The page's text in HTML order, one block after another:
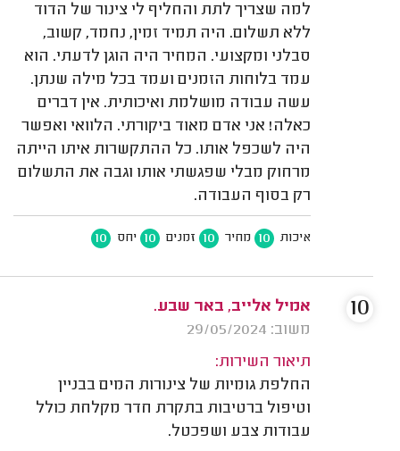
למה שצריך לתת והחליף לי צינור של הדוד
ללא תשלום. היה תמיד זמין, נחמד, קשוב,
סבלני ומקצועי. המחיר היה הוגן לדעתי. הוא
עמד בלוחות הזמנים ועמד בכל מילה שנתן.
עשה עבודה מושלמת ואיכותית. אין דברים
כאלה! אני אדם מאוד ביקורתי. הלוואי ואפשר
היה לשכפל אותו. כל ההתקשרות איתו הייתה
מרחוק מבלי שפגשתי אותו וגבה את התשלום
רק בסוף העבודה.
איכות 10 מחיר 10 זמנים 10 יחס 10
אמיל אלייב, באר שבע.
משוב: 29/05/2024
תיאור השירות:
החלפת גומיות של צינורות המים בבניין
וטיפול ברטיבות בתקרת חדר מקלחת כולל
עבודות צבע ושפכטל.
10